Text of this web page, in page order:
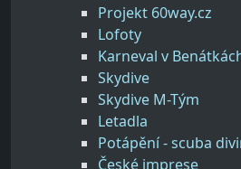
Projekt 60way.cz
Lofoty
Karneval v
Skydive
Skydive M-Tým
Letadla
Potápění - scuba
České imprese